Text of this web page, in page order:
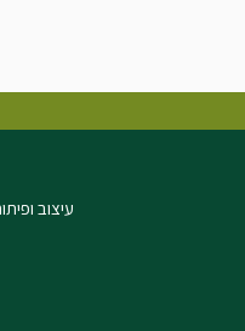
עיצוב